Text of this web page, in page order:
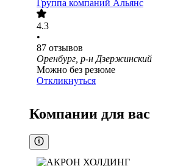
Группа компаний Альянс
4.3
•
87 отзывов
Оренбург, р-н Дзержинский
Можно без резюме
Откликнуться
Компании для вас